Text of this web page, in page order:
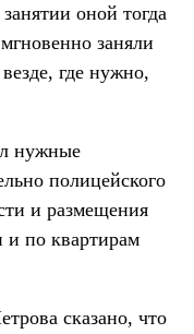
оной тогда
заняли
где нужно,
нужные
полицейского
и размещения
и по квартирам
сказано, что